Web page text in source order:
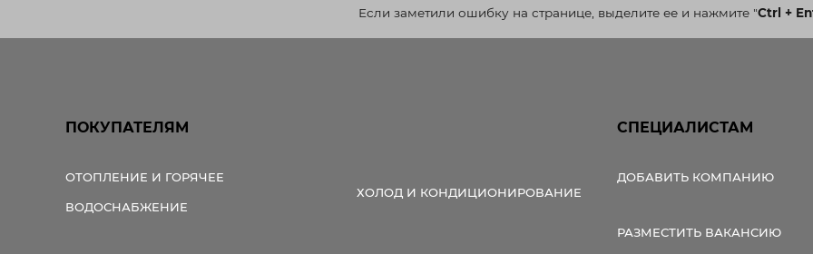
Если заметили ошибку на странице, выделите ее и нажмите"Ctrl +
ПОКУПАТЕЛЯМ
ОТОПЛЕНИЕ И ГОРЯЧЕЕ
ВОДОСНАБЖЕНИЕ
ХОЛОД И КОНДИЦИОНИРОВАНИЕ
СПЕЦИАЛИСТАМ
ДОБАВИТЬ КОМПАНИЮ
РАЗМЕСТИТЬ ВАКАНСИЮ